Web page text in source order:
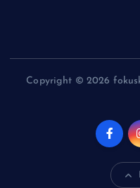
Copyright © 2026